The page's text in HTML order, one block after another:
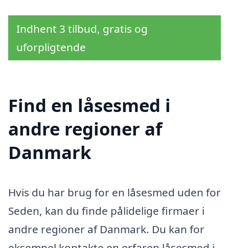
Indhent 3 tilbud, gratis og
uforpligtende
Find en låsesmed i
andre regioner af
Danmark
Hvis du har brug for en låsesmed uden for
Seden, kan du finde pålidelige firmaer i
andre regioner af Danmark. Du kan for